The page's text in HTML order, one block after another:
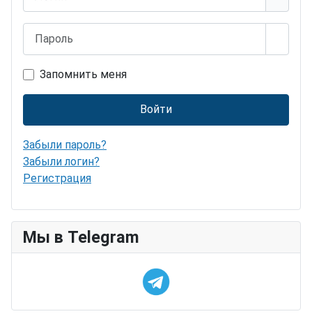
Запомнить меня
Войти
Забыли пароль?
Забыли логин?
Регистрация
Мы в Telegram